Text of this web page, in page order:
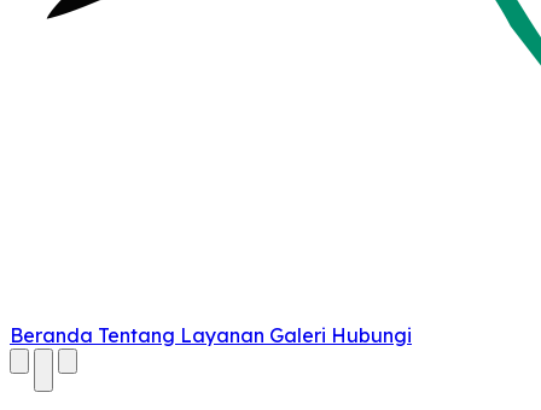
Beranda Tentang Layanan Galeri Hubungi